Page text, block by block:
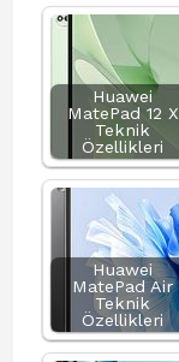
Huawei
MatePad 12 X
Teknik
Özellikleri
Huawei
MatePad Air
Teknik
Özellikleri